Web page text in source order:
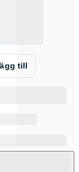
till